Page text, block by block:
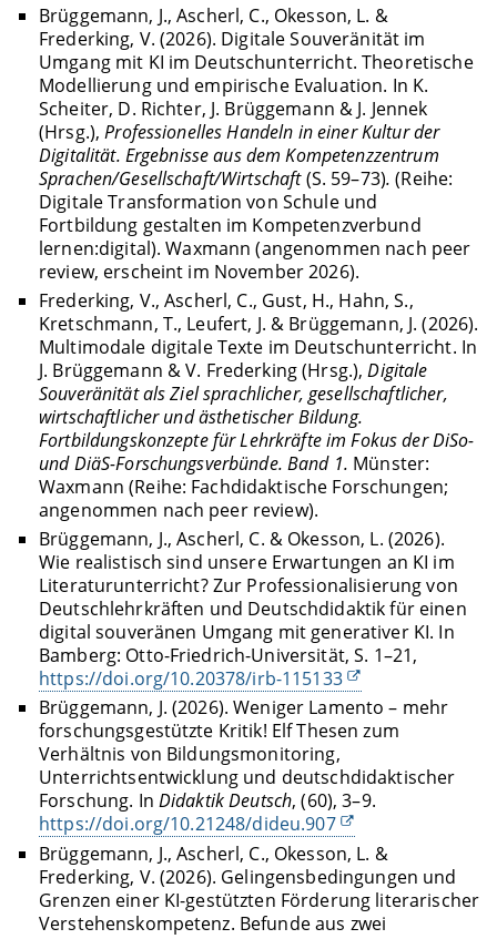
Brüggemann, J., Ascherl, C., Okesson, L. &
Frederking, V. (2026). Digitale Souveränität im
Umgang mit KI im Deutschunterricht. Theoretische
Modellierung und empirische Evaluation. In K.
Scheiter, D. Richter, J. Brüggemann & J. Jennek
(Hrsg.),Professionelles Handeln in einer Kultur der
Digitalität. Ergebnisse aus dem Kompetenzzentrum
Sprachen/Gesellschaft/Wirtschaft(S. 59–73). (Reihe:
Digitale Transformation von Schule und
Fortbildung gestalten im Kompetenzverbund
lernen:digital). Waxmann (angenommen nach peer
review, erscheint im November 2026).
Frederking, V., Ascherl, C., Gust, H., Hahn, S.,
Kretschmann, T., Leufert, J. & Brüggemann, J. (2026).
Multimodale digitale Texte im Deutschunterricht. In
J. Brüggemann & V. Frederking (Hrsg.),Digitale
Souveränität als Ziel sprachlicher, gesellschaftlicher,
wirtschaftlicher und ästhetischer Bildung.
Fortbildungskonzepte für Lehrkräfte im Fokus der DiSo-
und DiäS-Forschungsverbünde. Band 1. Münster:
Waxmann (Reihe: Fachdidaktische Forschungen;
angenommen nach peer review).
Brüggemann, J., Ascherl, C. & Okesson, L. (2026).
Wie realistisch sind unsere Erwartungen an KI im
Literaturunterricht? Zur Professionalisierung von
Deutschlehrkräften und Deutschdidaktik für einen
digital souveränen Umgang mit generativer KI. In
Bamberg: Otto-Friedrich-Universität, S. 1–21,
https://doi.org/10.20378/irb-115133
Brüggemann, J. (2026). Weniger Lamento – mehr
forschungsgestützte Kritik! Elf Thesen zum
Verhältnis von Bildungsmonitoring,
Unterrichtsentwicklung und deutschdidaktischer
Forschung. In Didaktik Deutsch, (60), 3–9.
https://doi.org/10.21248/dideu.907
Brüggemann, J., Ascherl, C., Okesson, L. &
Frederking, V. (2026). Gelingensbedingungen und
Grenzen einer KI-gestützten Förderung literarischer
Verstehenskompetenz. Befunde aus zwei